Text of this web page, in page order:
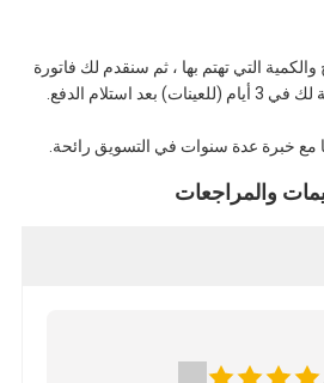
التي تهتم بها ، ثم سنقدم لك فاتورة
استلام الدفع.
مع خبرة عدة سنوات في التسويق رائحة.
والمراجعات